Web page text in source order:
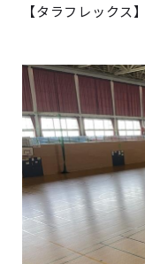
【タラフレックス